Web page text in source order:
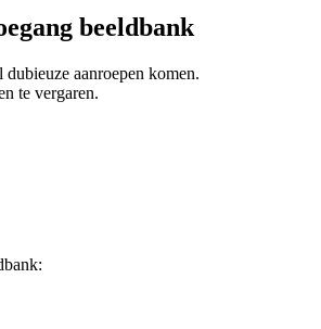
beeldbank
aanroepen komen.
te vergaren.